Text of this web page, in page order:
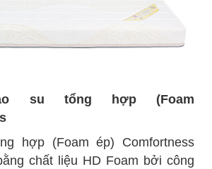
su tổng hợp (Foam
hợp (Foam ép)
Comfortness
chất liệu HD Foam bởi công